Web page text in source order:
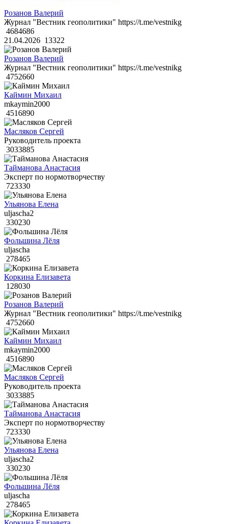
Розанов Валерий
Журнал "Вестник геополитики" https://t.me/vestnikg
4684686
21.04.2026 13322
Розанов Валерий
Журнал "Вестник геополитики" https://t.me/vestnikg
4752660
Каймин Михаил
mkaymin2000
4516890
Масляков Сергей
Руководитель проекта
3033885
Тайманова Анастасия
Эксперт по нормотворчеству
723330
Ульянова Елена
uljascha2
330230
Фольшина Лёля
uljascha
278465
Коркина Елизавета
128030
Розанов Валерий
Журнал "Вестник геополитики" https://t.me/vestnikg
4752660
Каймин Михаил
mkaymin2000
4516890
Масляков Сергей
Руководитель проекта
3033885
Тайманова Анастасия
Эксперт по нормотворчеству
723330
Ульянова Елена
uljascha2
330230
Фольшина Лёля
uljascha
278465